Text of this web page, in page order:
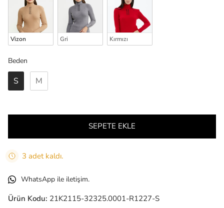
Vizon Gri Kırmızı
Beden
Beden
S M
SEPETE EKLE
3 adet kaldı.
WhatsApp ile iletişim.
Ürün Kodu: 21K2115-32325.0001-R1227-S